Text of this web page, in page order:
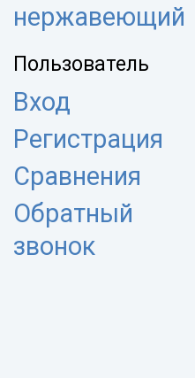
нержавеющий
Пользователь
Вход
Регистрация
Сравнения
Обратный
звонок